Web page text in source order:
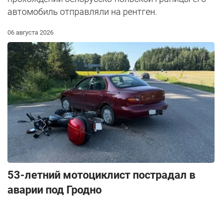
автомобиль отправляли на рентген.
06 августа 2026
53-летний мотоциклист пострадал в
аварии под Гродно